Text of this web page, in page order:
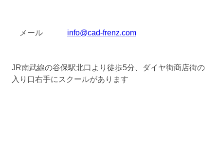
メール info@cad-frenz.com
JR南武線の谷保駅北口より徒歩5分、ダイヤ街商店街の
入り口右手にスクールがあります